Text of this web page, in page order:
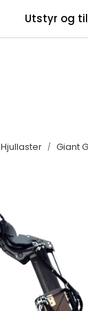
Salgsbetingelser
Utstyr og
Hjullaster Giant